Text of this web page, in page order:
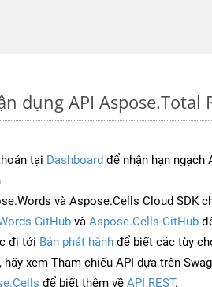
dụng API Aspose.Total
tại Dashboard để nhận hạn ngạch
và Aspose.Cells Cloud SDK
GitHub và Aspose.Cells GitHub
đi tới Bản phát hành để biết các tùy
hãy xem Tham chiếu API dựa trên
để biết thêm về API REST.